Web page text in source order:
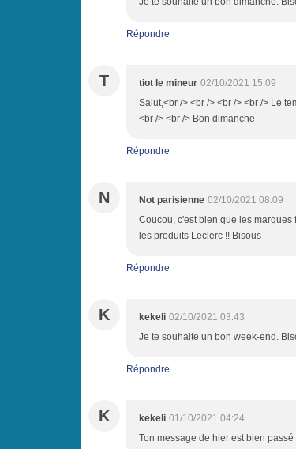
Répondre
T tiot le mineur 02/10/2021 15:09
Salut,<br /> <br /> <br /> <br /> Le
<br /> <br /> Bon dimanche
Répondre
N Not parisienne 02/10/2021 08:09
Coucou, c'est bien que les
les produits Leclerc !! Bisous
Répondre
K kekeli 02/10/2021 03:43
Je te souhaite un bon week-end.
Répondre
K kekeli 01/10/2021 04:24
Ton message de hier est bien